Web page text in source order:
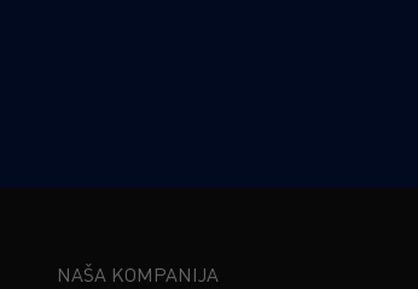
NAŠA KOMPANIJA